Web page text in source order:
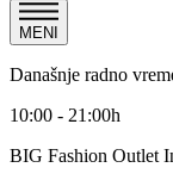
MENI
Današnje radno
10:00 - 21:00h
BIG Fashion Outlet